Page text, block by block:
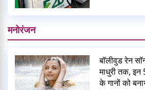
मनोरंजन
बॉलीवुड रेन
माधुरी तक, इन
के गानों को